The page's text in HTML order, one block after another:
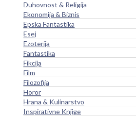
Duhovnost & Religija
Ekonomija & Biznis
Epska Fantastika
Esej
Ezoterija
Fantastika
Fikcija
Film
Filozofija
Horor
Hrana & Kulinarstvo
Inspirativne Knjige